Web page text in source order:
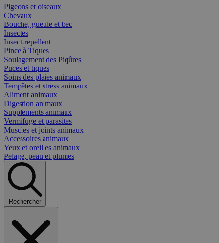
Pigeons et oiseaux
Chevaux
Bouche, gueule et bec
Insectes
Insect-repellent
Pince à Tiques
Soulagement des Piqûres
Puces et tiques
Soins des plaies animaux
Tempêtes et stress animaux
Aliment animaux
Digestion animaux
Supplements animaux
Vermifuge et parasites
Muscles et joints animaux
Accessoires animaux
Yeux et oreilles animaux
Pelage, peau et plumes
Rechercher